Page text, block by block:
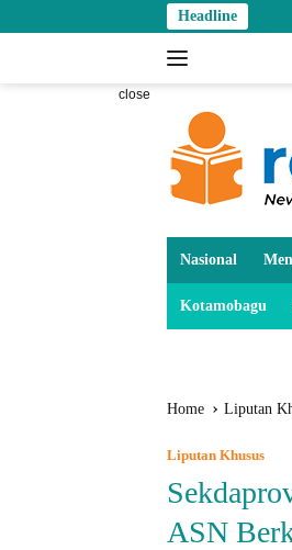
to
Headline
close
Nasional
Kotamobagu
Home Liputan
Liputan Khusus
ASN